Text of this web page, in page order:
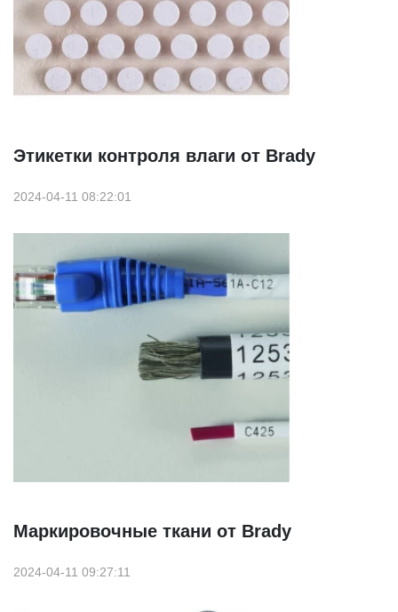
Этикетки контроля влаги от Brady
2024-04-11 08:22:01
Маркировочные ткани от Brady
2024-04-11 09:27:11